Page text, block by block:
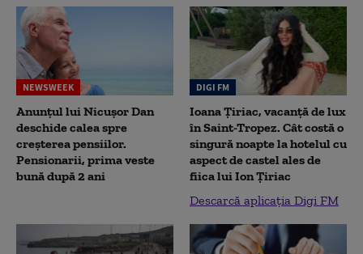
NEWSWEEK
Anunțul lui Nicușor Dan
deschide calea spre
creșterea pensiilor.
Pensionarii, prima veste
bună după 2 ani
DIGI FM
Ioana Țiriac, vacanță de lux
în Saint-Tropez. Cât costă o
singură noapte la hotelul cu
aspect de castel ales de
fiica lui Ion Țiriac
Descarcă aplicația Digi FM